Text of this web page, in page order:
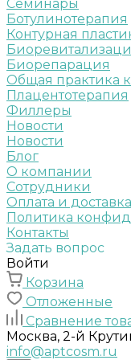
Семинары
Ботулинотерапия
Контурная
Биорепарация
Общая практика
Плацентотерапия
Филлеры
Новости
Новости
Блог
О компании
Сотрудники
Оплата и доставка
Политика
Контакты
Задать вопрос
Войти
Корзина
Отложенные
Сравнение
Москва, 2-й
info@aptcosm.ru